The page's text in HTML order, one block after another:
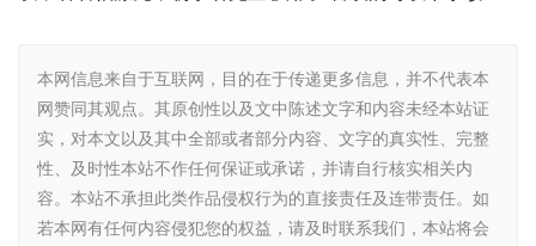
本网信息来自于互联网，目的在于传递更多信息，并不代表本
网赞同其观点。其原创性以及文中陈述文字和内容未经本站证
实，对本文以及其中全部或者部分内容、文字的真实性、完整
性、及时性本站不作任何保证或承诺，并请自行核实相关内
容。本站不承担此类作品侵权行为的直接责任及连带责任。如
若本网有任何内容侵犯您的权益，请及时联系我们，本站将会